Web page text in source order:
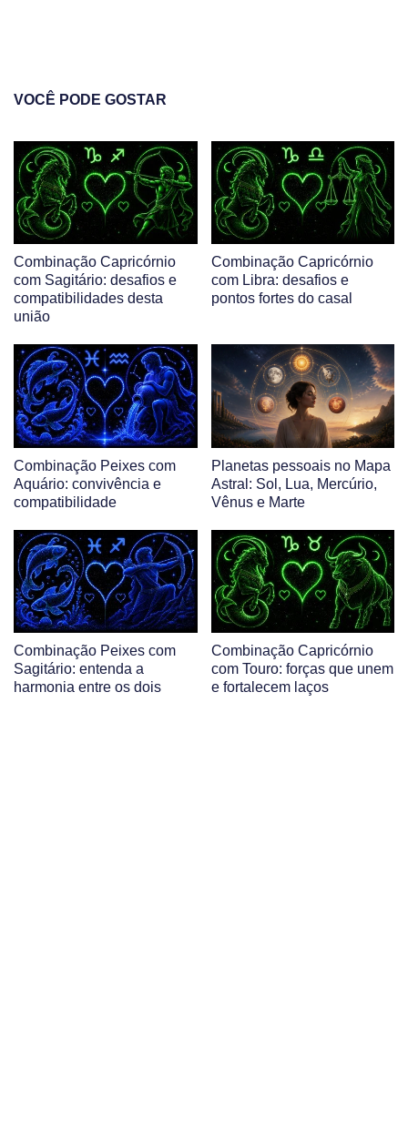
VOCÊ PODE GOSTAR
Combinação Capricórnio
com Sagitário: desafios e
compatibilidades desta
união
Combinação Capricórnio
com Libra: desafios e
pontos fortes do casal
Combinação Peixes com
Aquário: convivência e
compatibilidade
Planetas pessoais no Mapa
Astral: Sol, Lua, Mercúrio,
Vênus e Marte
Combinação Peixes com
Sagitário: entenda a
harmonia entre os dois
Combinação Capricórnio
com Touro: forças que unem
e fortalecem laços